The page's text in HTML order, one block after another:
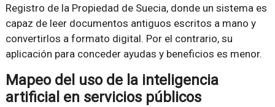
Registro de la Propiedad de Suecia, donde un sistema es
capaz de leer documentos antiguos escritos a mano y
convertirlos a formato digital. Por el contrario, su
aplicación para conceder ayudas y beneficios es menor.
Mapeo del uso de la inteligencia
artificial en servicios públicos